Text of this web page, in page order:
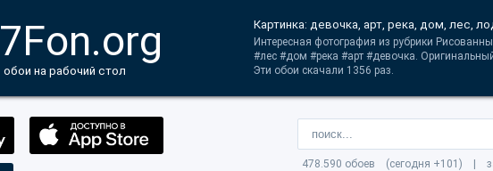
7Fon.org
обои на рабочий стол
Картинка: девочка, арт, река, дом, лес,
Интересная фотография из рубрики
#лес #дом #река #арт #девочка.
Эти обои скачали 1356 раз.
478.590 обоев (сегодня +101) |